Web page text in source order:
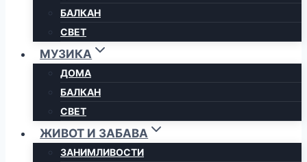
БАЛКАН
СВЕТ
МУЗИКА
ДОМА
БАЛКАН
СВЕТ
ЖИВОТ И ЗАБАВА
ЗАНИМЛИВОСТИ